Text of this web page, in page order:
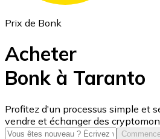
USD Coin
USDC
Prix de Bonk
Acheter
Bonk à Taranto
Profitez d'un processus simple et
vendre et échanger des